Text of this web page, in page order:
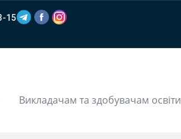
15
Викладачам та здобувачам освіти